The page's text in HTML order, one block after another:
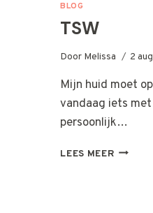
BLOG
TSW
Door Melissa 2
Mijn huid moet
vandaag iets
persoonlijk…
LEES MEERTSW